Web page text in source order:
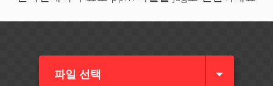
파일 선택